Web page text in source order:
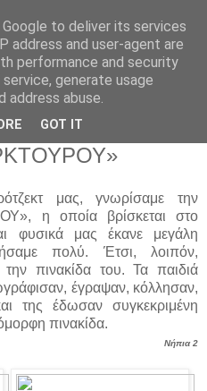
"ΔΕΛΑΣΑΛ"
μας, γνωρίσαμε την
η οποία βρίσκεται στο
φυσικά μας έκανε μεγάλη
πολύ. Έτσι, λοιπόν,
πινακίδα του. Τα παιδιά
έγραψαν, κόλλησαν,
της έδωσαν συγκεκριμένη
πινακίδα.
Νήπια 2
to deliver its services
address and user-agent are
performance and security
generate usage
abuse.
GOT IT